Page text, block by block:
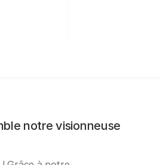
notre visionneuse